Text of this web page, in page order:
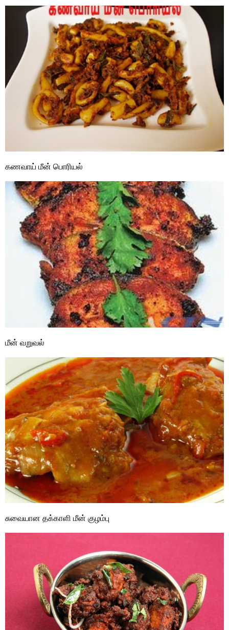
கணவாய் மீன் பொரியல்
மீன் வறுவல்
சுவையான தக்காளி மீன் குழம்பு